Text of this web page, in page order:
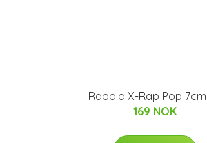
Rapala X-Rap Pop 7cm
169 NOK